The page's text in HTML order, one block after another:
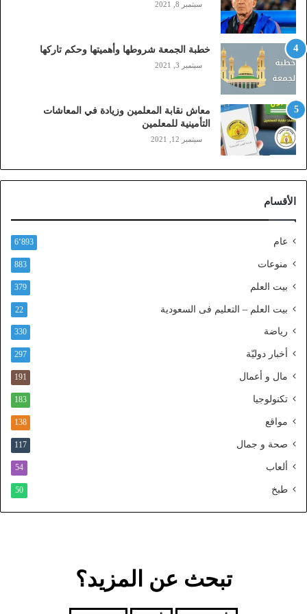
ب
ا
ي
ل
ي
ز
ي
ن
)
ا
ل
ف
ا
ا
ل
ط
ا
م
و
د
سبتمبر 8, 2021
خطبة الجمعة شروطها وأهميتها وحكم تاركها
سبتمبر 3, 2021
معاش نقابة المعلمين وزيادة في المعاشات
التأمينية للمعلمين
سبتمبر 12, 2021
الأقسام
عام 6٬893
منوعات 883
بيت العلم 379
بيت العلم – التعليم فى السعودية 22
رياضة 330
أخبار دوليّة 297
مال و أعمال 191
تكنولوجيا 183
مواقع 138
صحة و جمال 117
ألعاب 54
طبخ 50
تبحث عن المزيد؟